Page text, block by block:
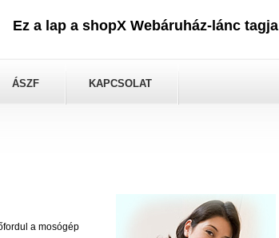
Ez a lap a shopX Webáruház-lánc tagja
ÁSZF KAPCSOLAT
a mosógép